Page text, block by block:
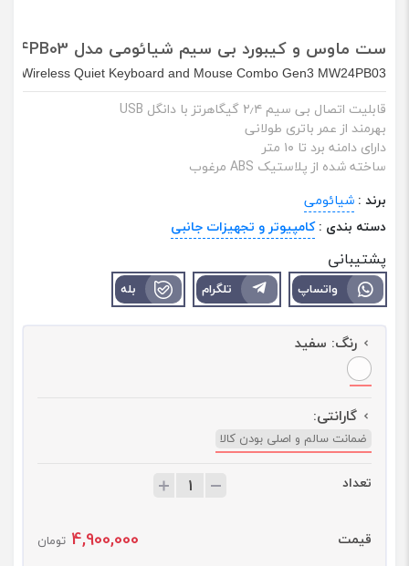
ست ماوس و کیبورد بی سیم شیائومی مدل MIIIW Combo Gen 3 MW24PB03
Wireless Quiet Keyboard and Mouse Combo Gen3 MW24PB03
قابلیت اتصال بی ‌سیم ۲٫۴ گیگاهرتز با دانگل USB
بهرمند از عمر باتری طولانی
دارای دامنه برد تا ۱۰ متر
ساخته شده از پلاستیک ABS مرغوب
برند : شیائومی
دسته بندی :کامپیوتر و تجهیزات جانبی
پشتیبانی
واتساپ تلگرام بله
رنگ: سفید
گارانتی:
ضمانت سالم و اصلی بودن کالا
تعداد
قیمت 4,900,000 تومان